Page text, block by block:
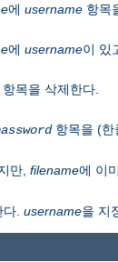
에 username 항목
에 username이 있
항목을 삭제한다.
항목을 (한
만, filename에 이미
. username을 지